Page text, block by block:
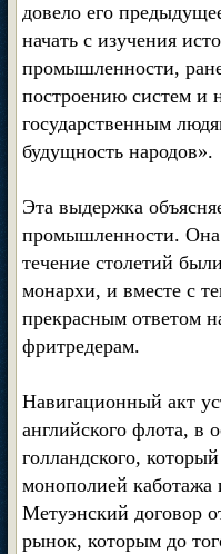
довело его
начать с изучения
промышленности,
построению систем и
государственным
будущность народов».
Эта выдержка
промышленности. Она
течение столетий
монархи, и вместе с
прекрасным ответом
фритредерам.
Навигационный акт
английского флота, в
голландского,
монополией каботажа
Метуэнский договор
рынок, которым до